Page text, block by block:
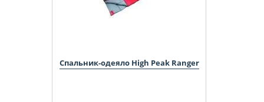
Спальник-одеяло High Peak Ranger